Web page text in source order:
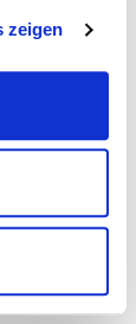
zeigen